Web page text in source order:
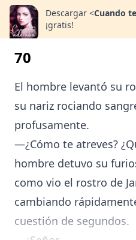
Descargar <Cuando
¡gratis!
70
El hombre levantó su
su nariz rociando
profusamente.
—¿Cómo te atreves?
hombre detuvo su
como vio el rostro de
cambiando
cuestión de segundos.